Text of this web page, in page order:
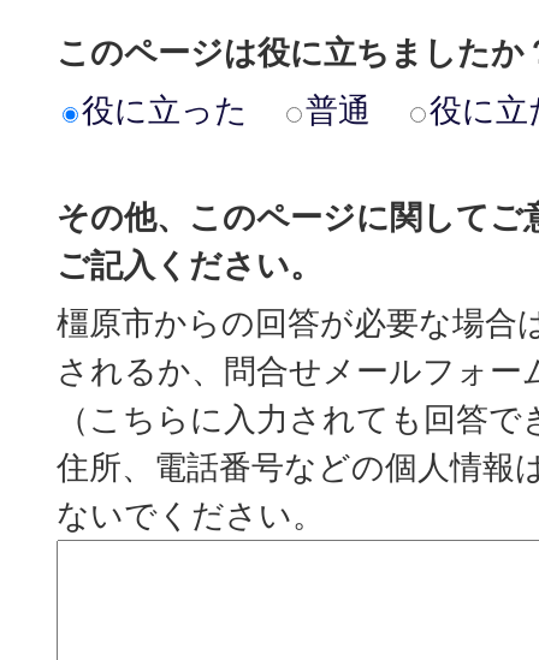
このページは役に立ちましたか
役に立った
普通 役に立
その他、このページに関してご
ご記入ください。
橿原市からの回答が必要な場合
されるか、問合せメールフォー
（こちらに入力されても回答
住所、電話番号などの個人情報
ないでください。